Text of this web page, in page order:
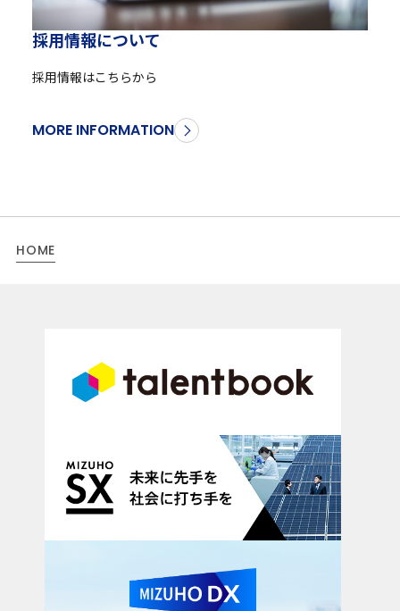
採用情報について
採用情報はこちらから
MORE INFORMATION
HOME